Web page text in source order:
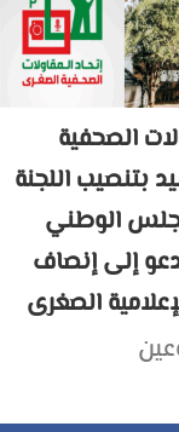
الصحفية
بتنصيب اللجنة
الوطني
إلى إنصاف
الصغرى